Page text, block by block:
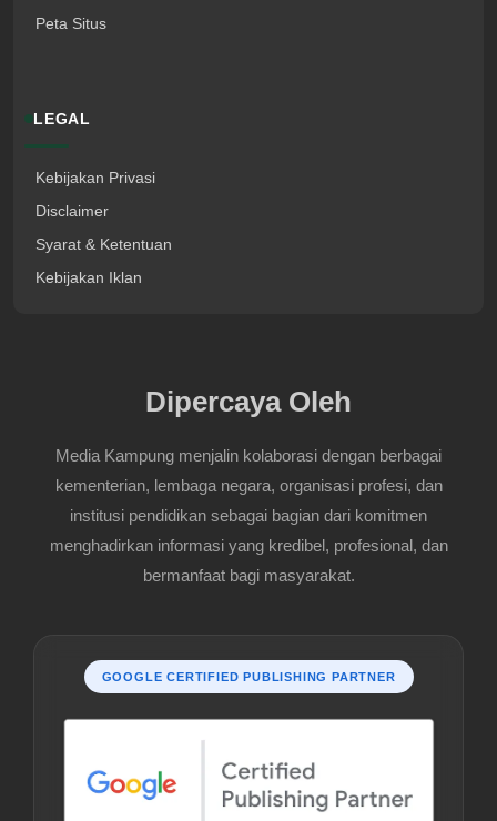
Peta Situs
LEGAL
Kebijakan Privasi
Disclaimer
Syarat & Ketentuan
Kebijakan Iklan
Dipercaya Oleh
Media Kampung menjalin kolaborasi dengan berbagai
kementerian, lembaga negara, organisasi profesi, dan
institusi pendidikan sebagai bagian dari komitmen
menghadirkan informasi yang kredibel, profesional, dan
bermanfaat bagi masyarakat.
GOOGLE CERTIFIED PUBLISHING PARTNER